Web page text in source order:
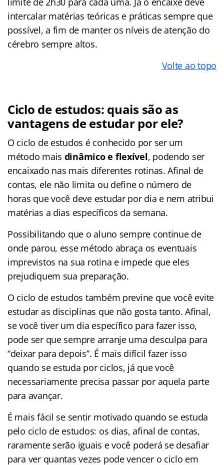
intercalar matérias teóricas e práticas sempre que
possível, a fim de manter os níveis de atenção do
cérebro sempre altos.
Volte ao topo
Ciclo de estudos: quais são as
vantagens de estudar por ele?
O ciclo de estudos é conhecido por ser um
método mais dinâmico e flexível, podendo ser
encaixado nas mais diferentes rotinas. Afinal de
contas, ele não limita ou define o número de
horas que você deve estudar por dia e nem atribui
matérias a dias específicos da semana.
Possibilitando que o aluno sempre continue de
onde parou, esse método abraça os eventuais
imprevistos na sua rotina e impede que eles
prejudiquem sua preparação.
O ciclo de estudos também previne que você evite
estudar as disciplinas que não gosta tanto. Afinal,
se você tiver um dia específico para fazer isso,
pode ser que sempre arranje uma desculpa para
“deixar para depois”. É mais difícil fazer isso
quando se estuda por ciclos, já que você
necessariamente precisa passar por aquela parte
para avançar.
É mais fácil se sentir motivado quando se estuda
pelo ciclo de estudos: os dias, afinal de contas,
raramente serão iguais e você poderá se desafiar
para ver quantas vezes pode vencer o ciclo em